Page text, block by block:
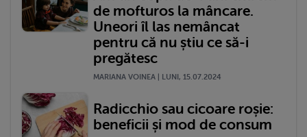
de mofturos la mâncare.
Uneori îl las nemâncat
pentru că nu știu ce să-i
pregătesc
MARIANA VOINEA | LUNI, 15.07.2024
Radicchio sau cicoare roșie:
beneficii și mod de consum